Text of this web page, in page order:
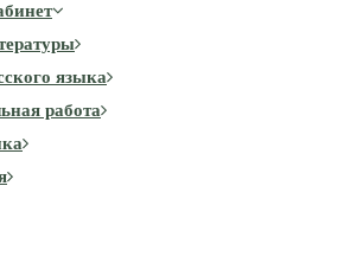
языка
работа